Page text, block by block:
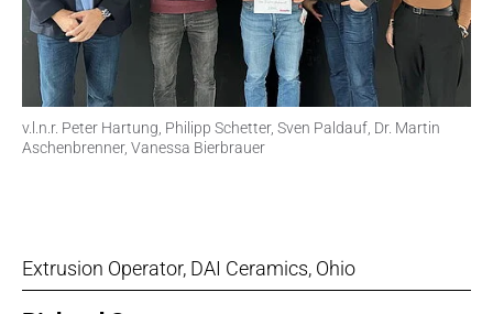
v.l.n.r. Peter Hartung, Philipp Schetter, Sven Paldauf, Dr. Martin
Aschenbrenner, Vanessa Bierbrauer
Extrusion Operator, DAI Ceramics, Ohio